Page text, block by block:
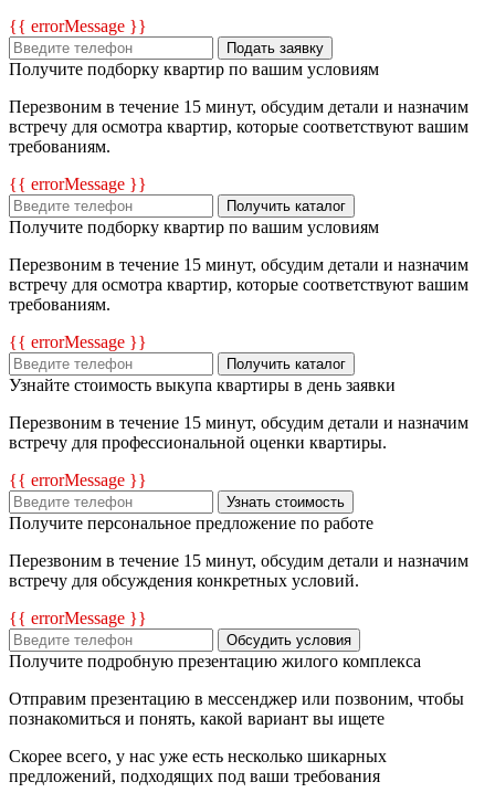
{{ errorMessage }}
Подать заявку
Получите подборку квартир по вашим условиям
Перезвоним в течение 15 минут, обсудим детали и назначим
встречу для осмотра квартир, которые соответствуют вашим
требованиям.
{{ errorMessage }}
Получить каталог
Получите подборку квартир по вашим условиям
Перезвоним в течение 15 минут, обсудим детали и назначим
встречу для осмотра квартир, которые соответствуют вашим
требованиям.
{{ errorMessage }}
Получить каталог
Узнайте стоимость выкупа квартиры в день заявки
Перезвоним в течение 15 минут, обсудим детали и назначим
встречу для профессиональной оценки квартиры.
{{ errorMessage }}
Узнать стоимость
Получите персональное предложение по работе
Перезвоним в течение 15 минут, обсудим детали и назначим
встречу для обсуждения конкретных условий.
{{ errorMessage }}
Обсудить условия
Получите подробную презентацию жилого комплекса
Отправим презентацию в мессенджер или позвоним, чтобы
познакомиться и понять, какой вариант вы ищете
Скорее всего, у нас уже есть несколько шикарных
предложений, подходящих под ваши требования